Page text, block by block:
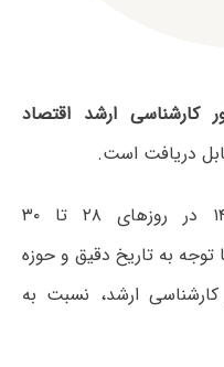
کارشناسی ارشد اقتصاد
دریافت است.
سال ۱۴۰۱ در روزهای ۲۸ تا ۳۰
توجه به تاریخ دقیق و حوزه
ارشد، نسبت به